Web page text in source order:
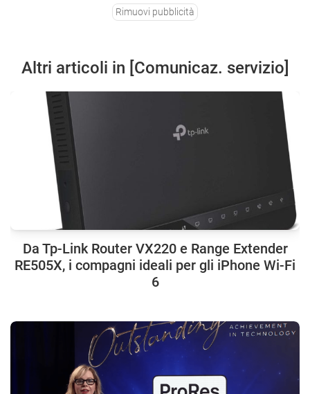
Rimuovi pubblicità
Altri articoli in [Comunicaz. servizio]
Da Tp-Link Router VX220 e Range Extender
RE505X, i compagni ideali per gli iPhone Wi-Fi
6